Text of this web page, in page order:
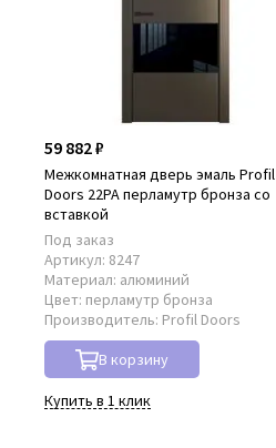
59 882 ₽
Межкомнатная дверь эмаль Profil
Doors 22PA перламутр бронза cо
вставкой
Под заказ
Артикул: 8247
Материал: алюминий
Цвет: перламутр бронза
Производитель: Profil Doors
В корзину
Купить в 1 клик